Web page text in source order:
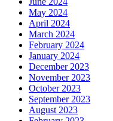
May 2024
April 2024
March 2024
February 2024
January 2024
December 2023
November 2023
October 2023
September 2023
August 2023